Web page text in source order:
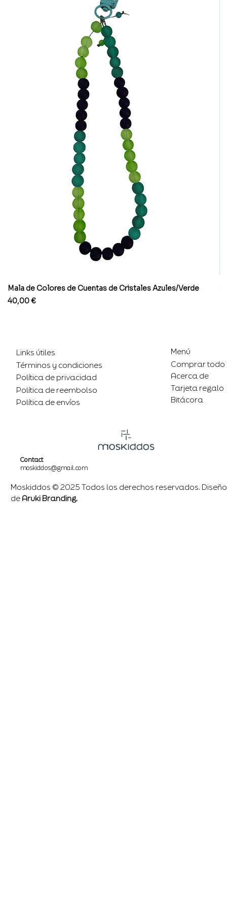
Mala de Colores de Cuentas de Cristales Azules/Verde
Precio
40,00 €
Links útiles
Términos y condiciones
Política de privacidad
Política de reembolso
Política de envíos
Menú
Comprar todo
Acerca de
Tarjeta regalo
Bitácora
Contact
moskiddos@gmail.com
Moskiddos © 2025 Todos los derechos reservados. Diseño
de Aruki Branding.